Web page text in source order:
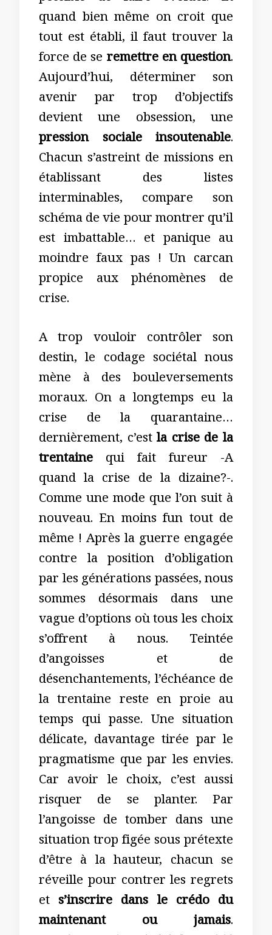
quand bien même on croit que
tout est établi, il faut trouver la
force de se remettre en question.
Aujourd’hui, déterminer son
avenir par trop d’objectifs
devient une obsession, une
pression sociale insoutenable.
Chacun s’astreint de missions en
établissant des listes
interminables, compare son
schéma de vie pour montrer qu’il
est imbattable… et panique au
moindre faux pas ! Un carcan
propice aux phénomènes de
crise.
A trop vouloir contrôler son
destin, le codage sociétal nous
mène à des bouleversements
moraux. On a longtemps eu la
crise de la quarantaine…
dernièrement, c’estla crise de la
trentaine qui fait fureur -A
quand la crise de la dizaine?-.
Comme une mode que l’on suit à
nouveau. En moins fun tout de
même ! Après la guerre engagée
contre la position d’obligation
par les générations passées, nous
sommes désormais dans une
vague d’options où tous les choix
s’offrent à nous. Teintée
d’angoisses et de
désenchantements, l’échéance de
la trentaine reste en proie au
temps qui passe. Une situation
délicate, davantage tirée par le
pragmatisme que par les envies.
Car avoir le choix, c’est aussi
risquer de se planter. Par
l’angoisse de tomber dans une
situation trop figée sous prétexte
d’être à la hauteur, chacun se
réveille pour contrer les regrets
ets’inscrire dans le crédo du
maintenant ou jamais.